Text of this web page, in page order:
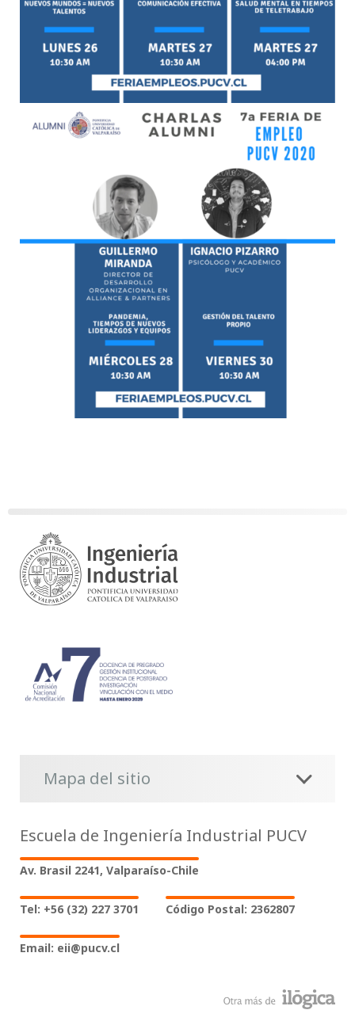
Mapa del sitio
Escuela de Ingeniería Industrial PUCV
Av. Brasil 2241, Valparaíso-Chile
Tel: +56 (32) 227 3701 Código Postal: 2362807
Email: eii@pucv.cl